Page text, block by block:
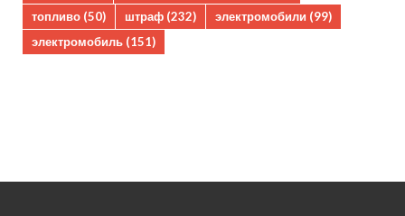
топливо (50) штраф (232) электромобили (99)
электромобиль (151)